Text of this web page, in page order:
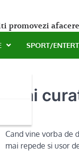
promovezi
SPORT/
mai
Cand vine vorba de
mai repede si usor